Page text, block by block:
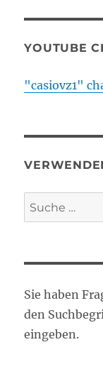
YOUTUBE
"casiovz1"
Suche
nach:
Sie haben
den
eingeben.